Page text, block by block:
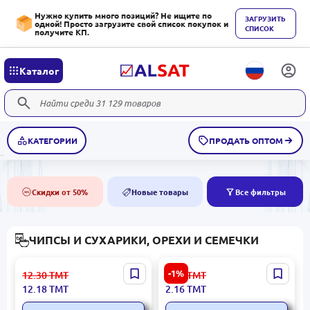
Нужно купить много позиций? Не ищите по
одной! Просто загрузите свой список покупок и
получите КП.
ЗАГРУЗИТЬ
СПИСОК
Каталог
КАТЕГОРИИ ПРОДАТЬ ОПТОМ
50% Скидки от 50% NEW Новые товары Все фильтры
ЧИПСЫ И СУХАРИКИ, ОРЕХИ И СЕМЕЧКИ
Almeni 4833003650660 |
Картофельные чипсы с
солью 120 г
12.30ТМТ
12.18ТМТ
-1%
Almeni 4833003650639 |
Картофельные чипсы с
солью 20 г
2.20 ТМТ
2.16ТМТ